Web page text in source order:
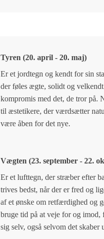
Tyren (20. april - 20. maj)
Er et jordtegn og kendt for sin
der føles ægte, solidt og
kompromis med det, de tror på.
til æstetikere, der værdsætter
være åben for det nye.
Vægten (23. september - 22.
Er et lufttegn, der stræber efter
trives bedst, når der er fred og
af et ønske om retfærdighed og
bruge tid på at veje for og
sig selv, også selvom det skaber